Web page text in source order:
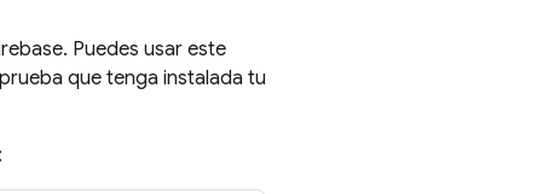
Puedes usar este
que tenga instalada tu